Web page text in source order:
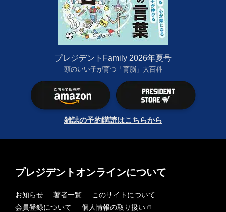
プレジデントFamily 2026年夏号
頭のいい子が育つ「育脳」大百科
雑誌の予約購読はこちらから
プレジデントオンラインについて
お知らせ 著者一覧
このサイトについて
会員登録について
個人情報の取り扱い